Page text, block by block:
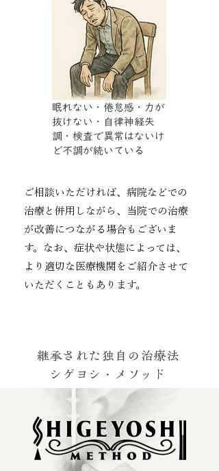
眠れない・倦怠感・力が
抜けない・自律神経失
調・検査で異常はないけ
ど不調が続いている
ご相談いただければ、病院などでの
治療と併用しながら、当院での治療
が改善につながる場合もございま
す。なお、症状や状態によっては、
より適切な医療機関をご紹介させて
いただくこともあります。
継承された独自の治療法
シゲヨシ・メソッド